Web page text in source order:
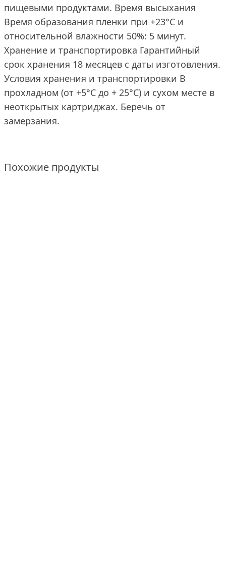
пищевыми продуктами. Время высыхания
Время образования пленки при +23°С и
относительной влажности 50%: 5 минут.
Хранение и транспортировка Гарантийный
срок хранения 18 месяцев с даты изготовления.
Условия хранения и транспортировки В
прохладном (от +5°С до + 25°С) и сухом месте в
неоткрытых картриджах. Беречь от
замерзания.
Похожие продукты